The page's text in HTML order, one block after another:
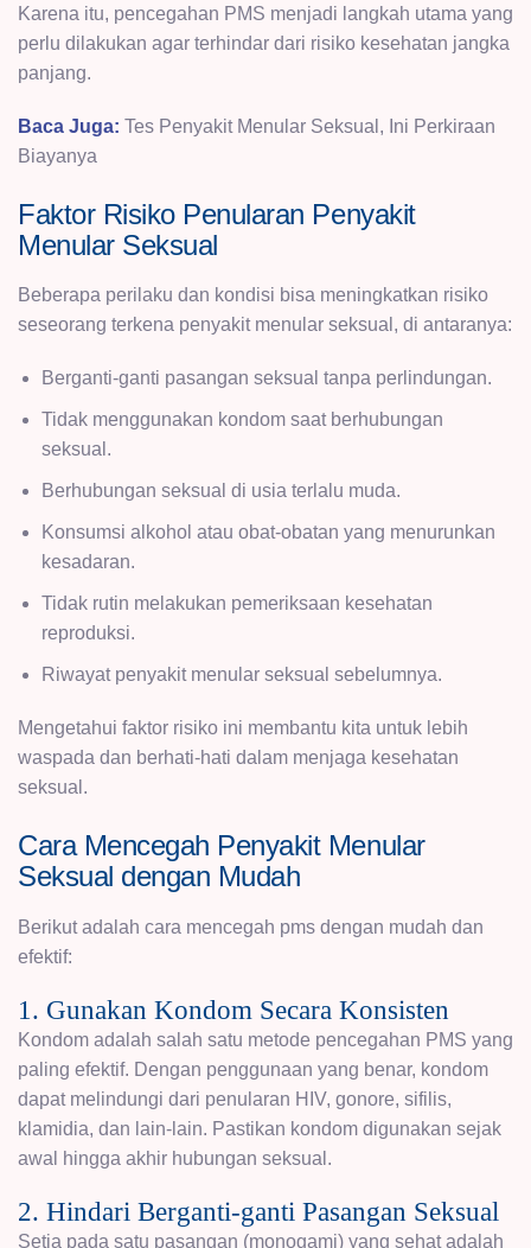
Karena itu, pencegahan PMS menjadi langkah utama yang
perlu dilakukan agar terhindar dari risiko kesehatan jangka
panjang.
Baca Juga: Tes Penyakit Menular Seksual, Ini Perkiraan
Biayanya
Faktor Risiko Penularan Penyakit
Menular Seksual
Beberapa perilaku dan kondisi bisa meningkatkan risiko
seseorang terkena penyakit menular seksual, di antaranya:
Berganti-ganti pasangan seksual tanpa perlindungan.
Tidak menggunakan kondom saat berhubungan
seksual.
Berhubungan seksual di usia terlalu muda.
Konsumsi alkohol atau obat-obatan yang menurunkan
kesadaran.
Tidak rutin melakukan pemeriksaan kesehatan
reproduksi.
Riwayat penyakit menular seksual sebelumnya.
Mengetahui faktor risiko ini membantu kita untuk lebih
waspada dan berhati-hati dalam menjaga kesehatan
seksual.
Cara Mencegah Penyakit Menular
Seksual dengan Mudah
Berikut adalah cara mencegah pms dengan mudah dan
efektif:
1. Gunakan Kondom Secara Konsisten
Kondom adalah salah satu metode pencegahan PMS yang
paling efektif. Dengan penggunaan yang benar, kondom
dapat melindungi dari penularan HIV, gonore, sifilis,
klamidia, dan lain-lain. Pastikan kondom digunakan sejak
awal hingga akhir hubungan seksual.
2. Hindari Berganti-ganti Pasangan Seksual
Setia pada satu pasangan (monogami) yang sehat adalah